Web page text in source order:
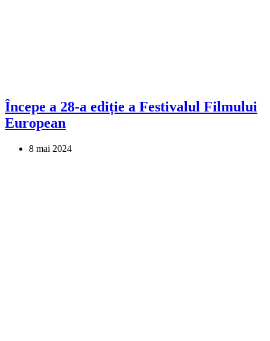
Începe a 28-a ediție a Festivalul Filmului
European
8 mai 2024